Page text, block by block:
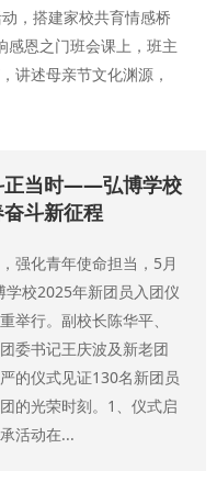
，搭建家校共育情感桥
感恩之门班会课上，班主
讲述母亲节文化渊源，
正当时——弘博学校
斗新征程
强化青年使命担当，5月
校2025年新团员入团仪
举行。副校长陈华平、
委书记王庆波及新老团
的仪式见证130名新团员
的光荣时刻。1、仪式启
活动在...